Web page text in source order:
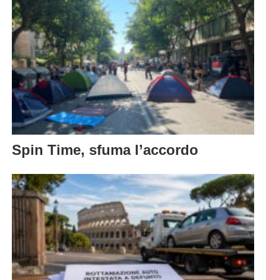
Spin Time, sfuma l’accordo